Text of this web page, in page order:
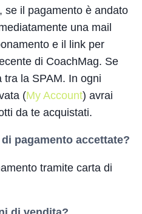
se il pagamento è andato
una mail
e il link per
di CoachMag. Se
tra la SPAM. In ogni
(My Account) avrai
da te acquistati.
pagamento accettate?
tramite carta di